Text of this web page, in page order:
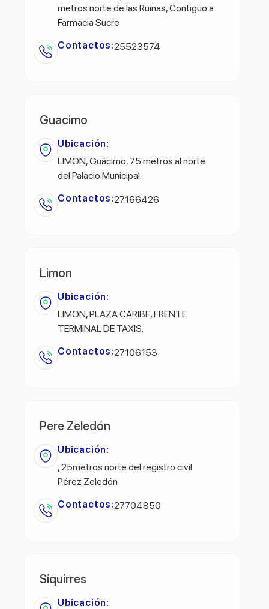
metros norte de las Ruinas, Contiguo a
Farmacia Sucre
Contactos:25523574
Guacimo
Ubicación:
LIMON, Guácimo, 75 metros al norte
del Palacio Municipal.
Contactos:27166426
Limon
Ubicación:
LIMON, PLAZA CARIBE, FRENTE
TERMINAL DE TAXIS.
Contactos:27106153
Pere Zeledón
Ubicación:
, 25metros norte del registro civil
Pérez Zeledón
Contactos:27704850
Siquirres
Ubicación: